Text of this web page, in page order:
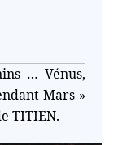
… Vénus,
Mars »
TITIEN.